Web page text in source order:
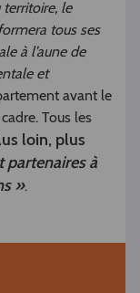
territoire, le
tous ses
à l’aune de
et
avant le
Tous les
loin, plus
partenaires à
».